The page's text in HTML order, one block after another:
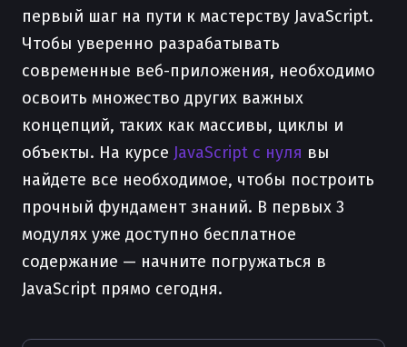
первый шаг на пути к мастерству JavaScript.
Чтобы уверенно разрабатывать
современные веб-приложения, необходимо
освоить множество других важных
концепций, таких как массивы, циклы и
объекты. На курсе JavaScript с нуля вы
найдете все необходимое, чтобы построить
прочный фундамент знаний. В первых 3
модулях уже доступно бесплатное
содержание — начните погружаться в
JavaScript прямо сегодня.